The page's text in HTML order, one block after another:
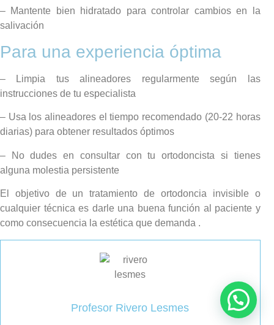
– Mantente bien hidratado para controlar cambios en la
salivación
Para una experiencia óptima
– Limpia tus alineadores regularmente según las
instrucciones de tu especialista
– Usa los alineadores el tiempo recomendado (20-22 horas
diarias) para obtener resultados óptimos
– No dudes en consultar con tu ortodoncista si tienes
alguna molestia persistente
El objetivo de un tratamiento de ortodoncia invisible o
cualquier técnica es darle una buena función al paciente y
como consecuencia la estética que demanda .
Profesor Rivero Lesmes